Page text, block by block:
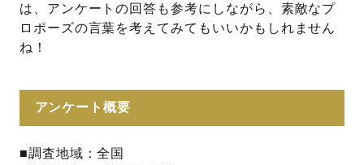
は、アンケートの回答も参考にしながら、素敵なプ
ロポーズの言葉を考えてみてもいいかもしれません
ね！
アンケート概要
■調査地域：全国